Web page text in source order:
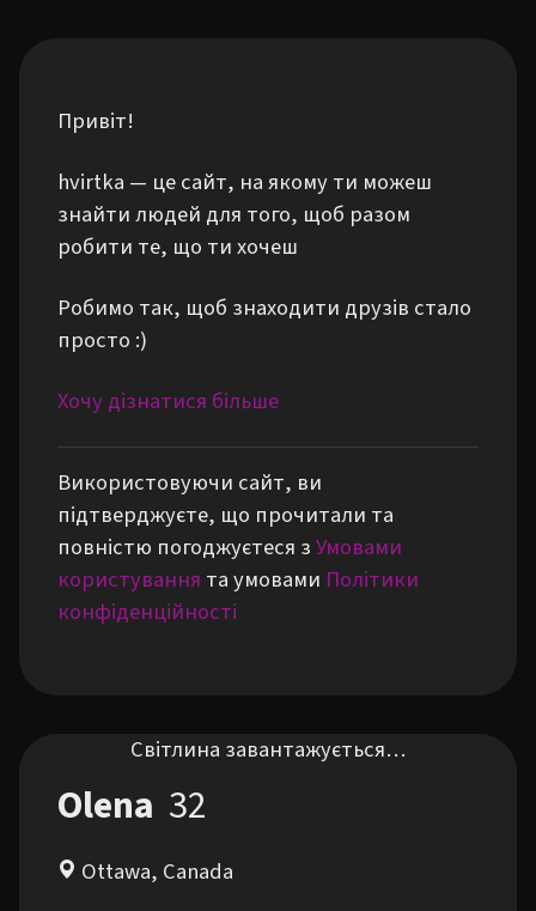
Привіт!
hvirtka — це сайт, на якому ти можеш
знайти людей для того, щоб разом
робити те, що ти хочеш
Робимо так, щоб знаходити друзів стало
просто :)
Хочу дізнатися більше
Використовуючи сайт, ви
підтверджуєте, що прочитали та
повністю погоджуєтеся зУмовами
користування та умовами Політики
конфіденційності
Світлина завантажується…
Olena 32
Ottawa, Canada